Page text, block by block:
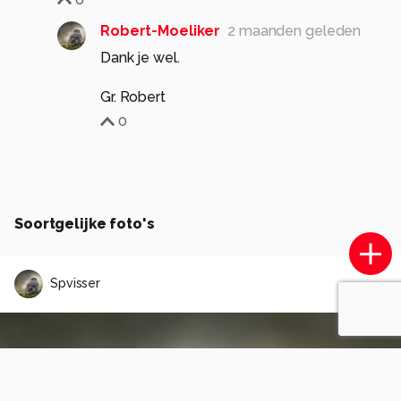
Robert-Moeliker 2 maanden geleden
Dank je wel.
Gr. Robert
0
Soortgelijke foto's
Spvisser